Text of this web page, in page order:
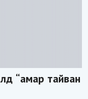
“амар тайван